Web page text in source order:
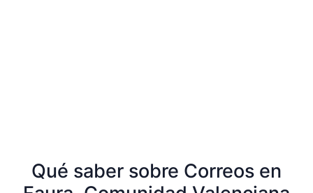
Qué saber sobre Correos en